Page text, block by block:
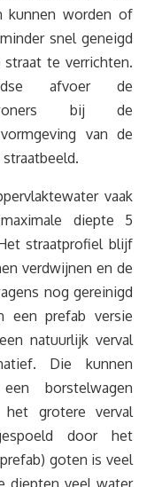
kunnen worden of
snel geneigd
straat te verrichten.
afvoer de
bij de
van de
vaak
diepte 5
straatprofiel blijf
verdwijnen en de
nog gereinigd
een prefab versie
natuurlijk verval
Die kunnen
borstelwagen
het grotere verval
door het
goten is veel
diepten veel water